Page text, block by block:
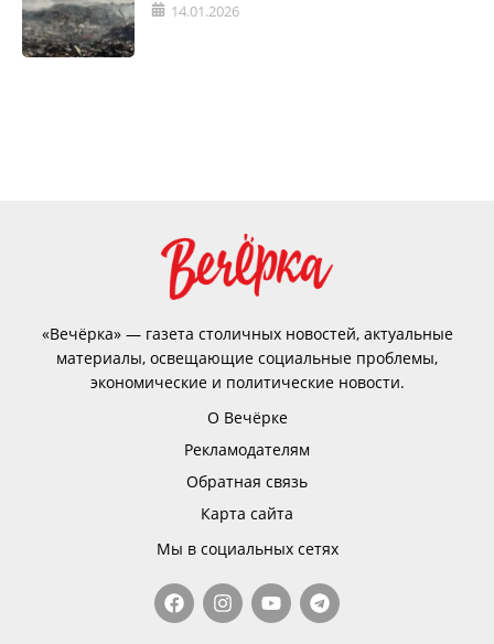
14.01.2026
«Вечёрка» — газета столичных новостей, актуальные
материалы, освещающие социальные проблемы,
экономические и политические новости.
О Вечёрке
Рекламодателям
Обратная связь
Карта сайта
Мы в социальных сетях